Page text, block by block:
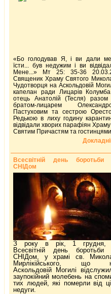
«Бо голодував Я, і ви дали
їсти... був недужим і ви
Мене...» Мт 25: 35-36
Священик Храму Святого
Чудотворця на Аскольдовій
капелан ради Лицарів
отець Анатолій (Тесля) разом
братом-лицарем
Пастуховим та сестрою
Редькою в лиху годину
відвідали хворих парафіян Храму
Святим Причастям та гостинцями.
Всесвітній день боротьби
СНІДом
З року в рік, 1 грудня,
Всесвітній день боротьби
СНІДом, у храмі св.
Мирлікійського, що
Аскольдовій Могилі
заупокійний молебень на
тих людей, які померли від
недуги.